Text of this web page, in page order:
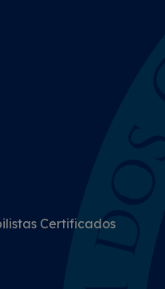
Certificados